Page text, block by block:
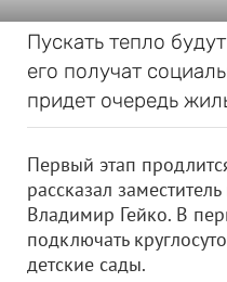
Пускать тепло
его получат
придет очередь
Первый этап
рассказал
Владимир Гейко. В
подключать
детские сады.